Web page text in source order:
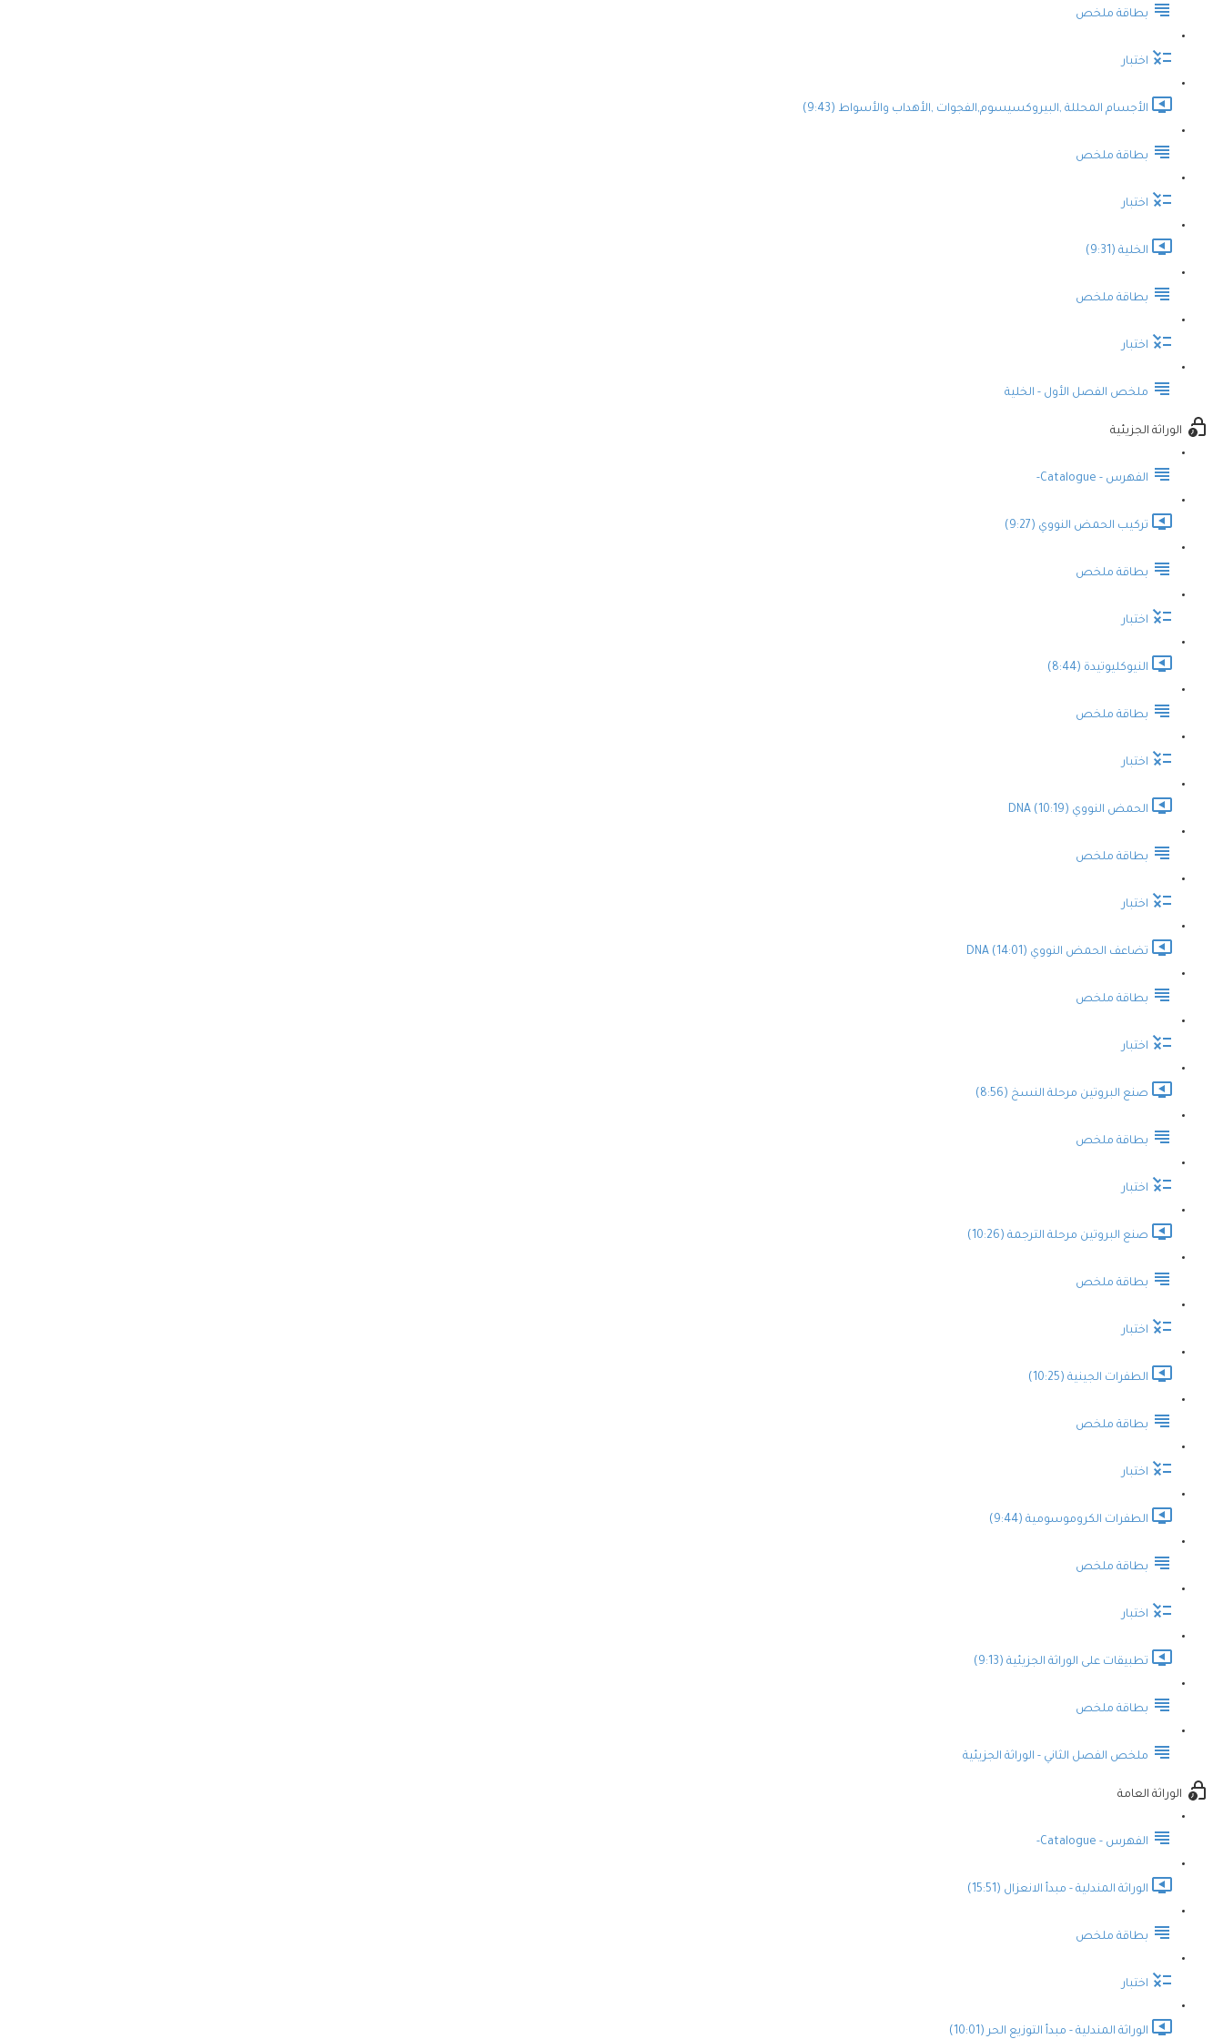
بطاقة ملخص
اختبار
الأجسام المحللة ,البيروكسيسوم,الفجوات ,الأهداب والأسواط (9:43)
بطاقة ملخص
اختبار
الخلية (9:31)
بطاقة ملخص
اختبار
ملخص الفصل الأول - الخلية
الوراثة الجزيئية
الفهرس - Catalogue-
تركيب الحمض النووي (9:27)
بطاقة ملخص
اختبار
النيوكليوتيدة (8:44)
بطاقة ملخص
اختبار
الحمض النووي DNA (10:19)
بطاقة ملخص
اختبار
تضاعف الحمض النووي DNA (14:01)
بطاقة ملخص
اختبار
صنع البروتين مرحلة النسخ (8:56)
بطاقة ملخص
اختبار
صنع البروتين مرحلة الترجمة (10:26)
بطاقة ملخص
اختبار
الطفرات الجينية (10:25)
بطاقة ملخص
اختبار
الطفرات الكروموسومية (9:44)
بطاقة ملخص
اختبار
تطبيقات على الوراثة الجزيئية (9:13)
بطاقة ملخص
ملخص الفصل الثاني - الوراثة الجزيئية
الوراثة العامة
الفهرس - Catalogue-
الوراثة المندلية - مبدأ الانعزال (15:51)
بطاقة ملخص
اختبار
الوراثة المندلية - مبدأ التوزيع الحر (10:01)